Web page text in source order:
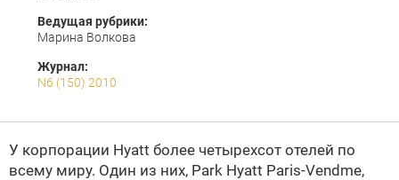
Ведущая рубрики:
Марина Волкова
Журнал:
N6 (150) 2010
У корпорации Hyatt более четырехсот отелей по
всему миру. Один из них, Park Hyatt Paris-Vend me,